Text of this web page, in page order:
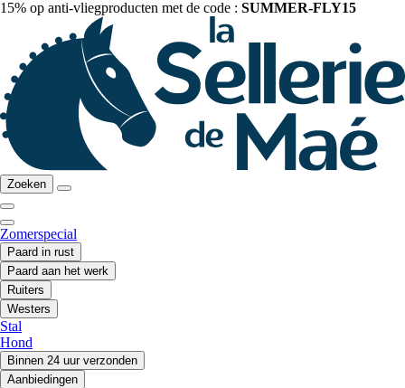
15% op anti-vliegproducten met de code : SUMMER-FLY15
Zoeken
Zomerspecial
Paard in rust
Paard aan het werk
Ruiters
Westers
Stal
Hond
Binnen 24 uur verzonden
Aanbiedingen